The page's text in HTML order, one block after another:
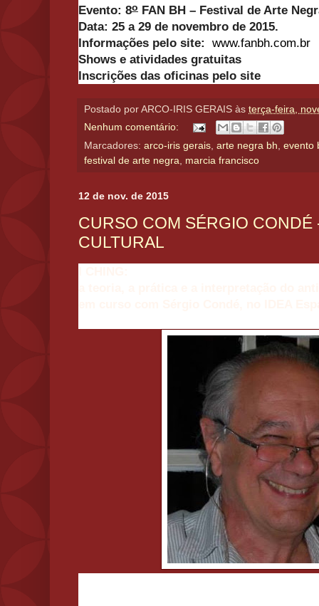
Evento: 8o FAN BH – Festival de Arte
Data: 25 a 29 de novembro de 2015.
Informações pelo site:
www.fanbh.com.br
Shows e atividades gratuitas
Inscrições das oficinas pelo site
Postado por ARCO-IRIS GERAIS às terça-feira,
Nenhum comentário:
Marcadores: arco-iris gerais, arte negra bh, evento
festival de arte negra, marcia francisco
12 de nov. de 2015
CURSO COM SÉRGIO CONDÉ
CULTURAL